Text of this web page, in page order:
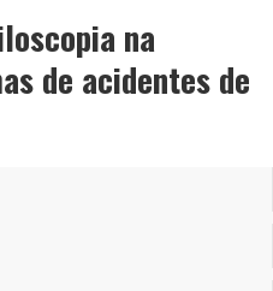
na
de acidentes de